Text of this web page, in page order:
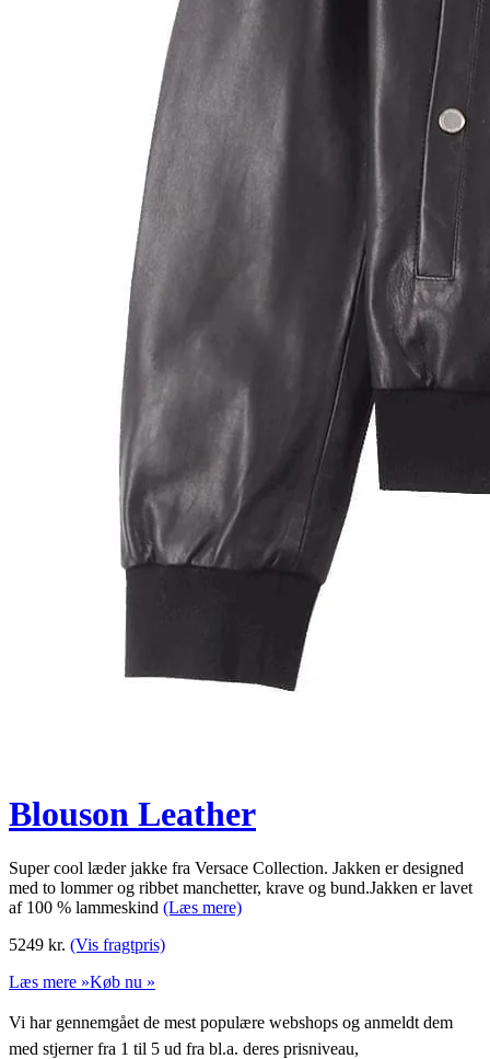
Blouson Leather
Super cool læder jakke fra Versace Collection. Jakken er designed
med to lommer og ribbet manchetter, krave og bund.Jakken er lavet
af 100 % lammeskind (Læs mere)
5249 kr. (Vis fragtpris)
Læs mere »Køb nu »
Vi har gennemgået de mest populære webshops og anmeldt dem
med stjerner fra 1 til 5 ud fra bl.a. deres prisniveau,